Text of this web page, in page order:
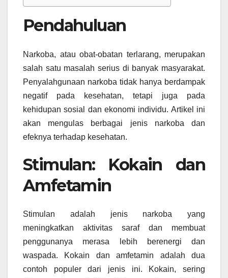
Pendahuluan
Narkoba, atau obat-obatan terlarang, merupakan
salah satu masalah serius di banyak masyarakat.
Penyalahgunaan narkoba tidak hanya berdampak
negatif pada kesehatan, tetapi juga pada
kehidupan sosial dan ekonomi individu. Artikel ini
akan mengulas berbagai jenis narkoba dan
efeknya terhadap kesehatan.
Stimulan: Kokain dan
Amfetamin
Stimulan adalah jenis narkoba yang
meningkatkan aktivitas saraf dan membuat
penggunanya merasa lebih berenergi dan
waspada. Kokain dan amfetamin adalah dua
contoh populer dari jenis ini. Kokain, sering